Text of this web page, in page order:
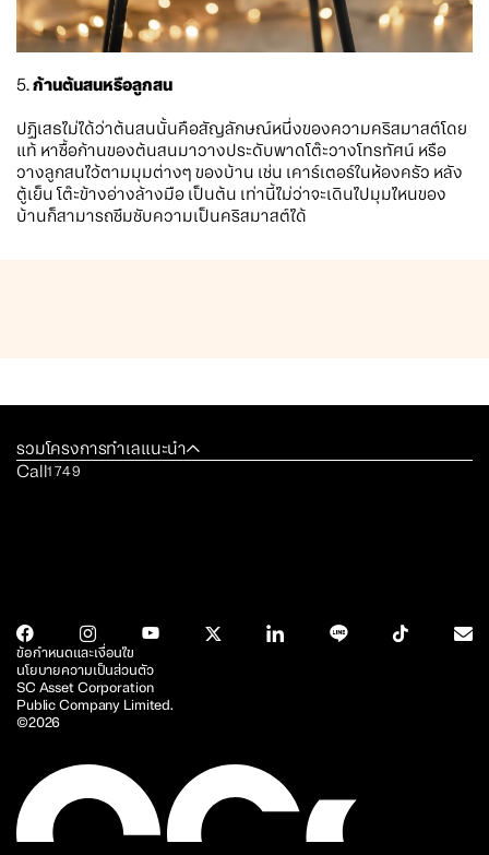
5.ก้านต้นสนหรือลูกสน
ปฏิเสธไม่ได้ว่าต้นสนนั้นคือสัญลักษณ์หนึ่งของความคริสมาสต์โดย
แท้ หาซื้อก้านของต้นสนมาวางประดับพาดโต๊ะวางโทรทัศน์ หรือ
วางลูกสนไว้ตามมุมต่างๆ ของบ้าน เช่น เคาร์เตอร์ในห้องครัว หลัง
ตู้เย็น โต๊ะข้างอ่างล้างมือ เป็นต้น เท่านี้ไม่ว่าจะเดินไปมุมไหนของ
บ้านก็สามารถซึมซับความเป็นคริสมาสต์ได้
รวมโครงการทำเลแนะนำ
Call1749
SC Asset Corporation
Public Company Limited.
©2026
ข้อกำหนดและเงื่อนไข
นโยบายความเป็นส่วนตัว